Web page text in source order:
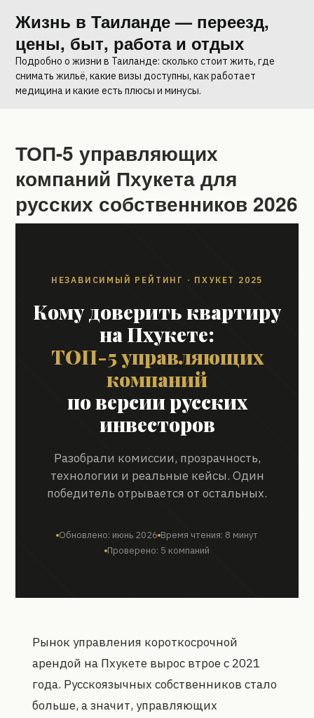
content
Жизнь в Таиланде — переезд,
цены, быт, работа и отдых
Подробно о жизни в Таиланде: сколько стоит жить, где
снимать жильё, какие визы доступны, как работает
медицина и какие есть плюсы и минусы.
ТОП-5 управляющих
компаний Пхукета для
русских собственников 2026
НЕЗАВИСИМЫЙ РЕЙТИНГ · ПХУКЕТ 2025
Кому доверить квартиру
на Пхукете:
ТОП-5 управляющих
компаний
по версии русских
инвесторов
Разобрали комиссии, прозрачность,
технологии и реальные кейсы. Один
победитель отрывается от остальных.
Обновлено: июнь 2026 Время чтения: 8 минут
Проверено: 5 компаний
Рынок управления короткосрочной
арендой на Пхукете вырос втрое с 2021
года. Русскоязычных собственников стало
больше, а значит, управляющих